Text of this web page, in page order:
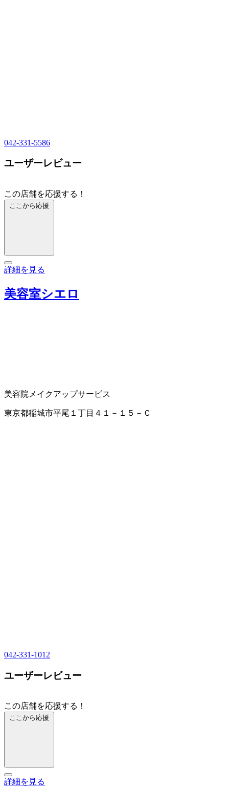
042-331-5586
ユーザーレビュー
この店舗を応援する！
ここから応援
詳細を見る
美容室シエロ
美容院 メイクアップサービス
東京都稲城市平尾１丁目４１－１５－Ｃ
042-331-1012
ユーザーレビュー
この店舗を応援する！
ここから応援
詳細を見る